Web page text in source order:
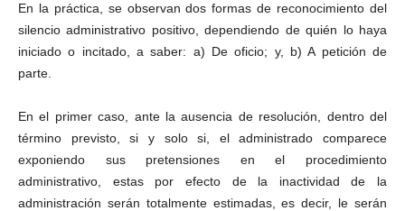
En la práctica, se observan dos formas de reconocimiento del
silencio administrativo positivo, dependiendo de quién lo haya
iniciado o incitado, a saber: a) De oficio; y, b) A petición de
parte.
En el primer caso, ante la ausencia de resolución, dentro del
término previsto, si y solo si, el administrado comparece
exponiendo sus pretensiones en el procedimiento
administrativo, estas por efecto de la inactividad de la
administración serán totalmente estimadas, es decir, le serán